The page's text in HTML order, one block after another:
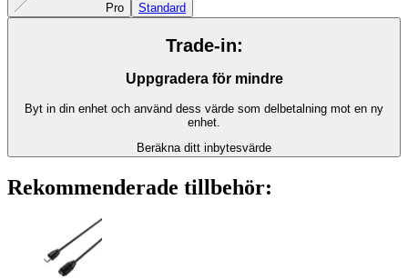
Pro Standard
Trade-in:
Uppgradera för mindre
Byt in din enhet och använd dess värde som delbetalning mot en ny
enhet.
Beräkna ditt inbytesvärde
Rekommenderade tillbehör: